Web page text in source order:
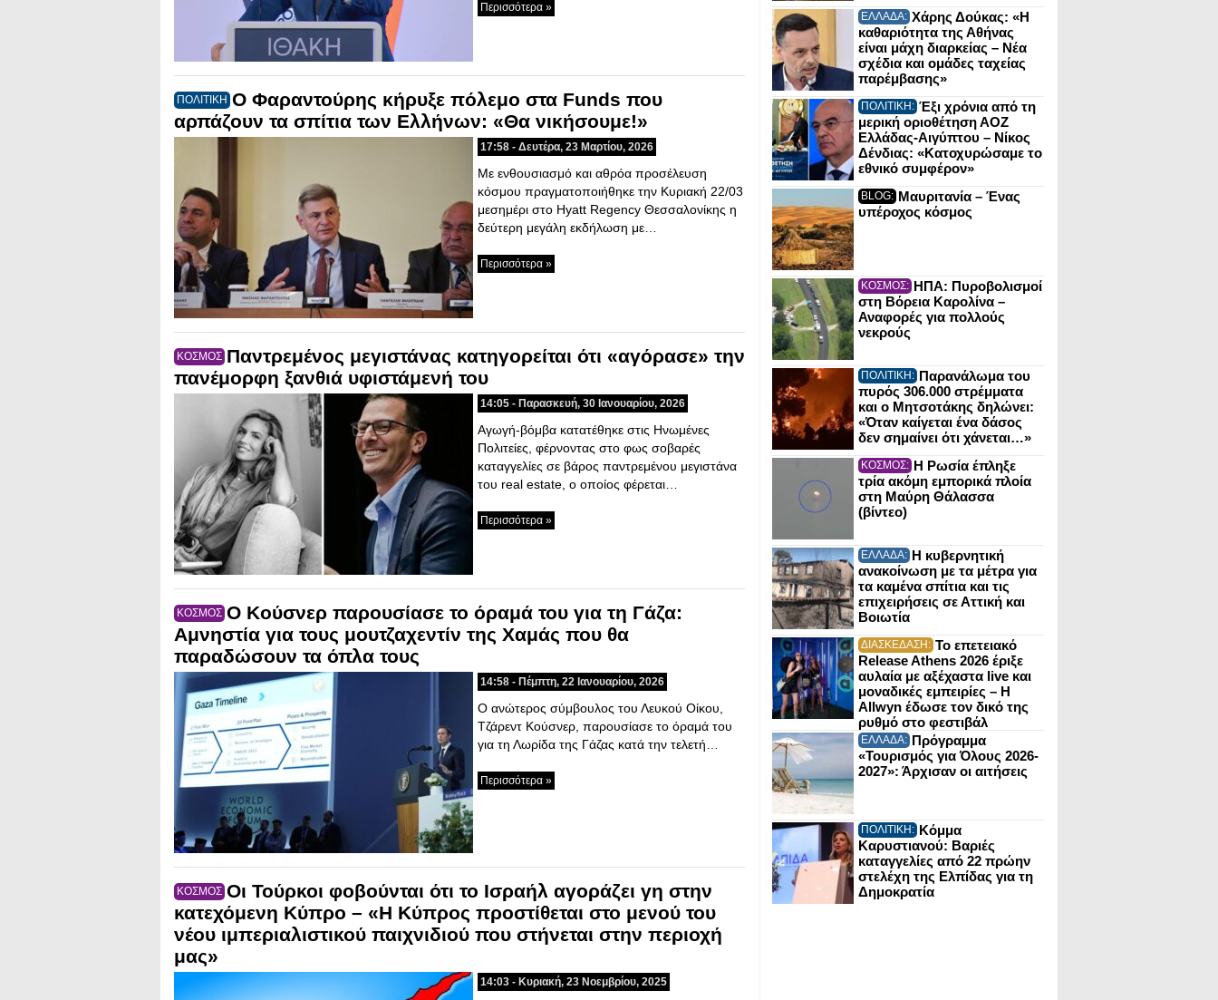
Περισσότερα »
ΠΟΛΙΤΙΚΗ Ο Φαραντούρης κήρυξε πόλεμο στα Funds που
αρπάζουν τα σπίτια των Ελλήνων: «Θα νικήσουμε!»
17:58 - Δευτέρα, 23 Μαρτίου, 2026
Με ενθουσιασμό και αθρόα προσέλευση
κόσμου πραγματοποιήθηκε την Κυριακή 22/03
μεσημέρι στο Hyatt Regency Θεσσαλονίκης η
δεύτερη μεγάλη εκδήλωση με…
Περισσότερα »
ΚΟΣΜΟΣ Παντρεμένος μεγιστάνας κατηγορείται ότι «αγόρασε» την
πανέμορφη ξανθιά υφιστάμενή του
14:05 - Παρασκευή, 30 Ιανουαρίου, 2026
Αγωγή-βόμβα κατατέθηκε στις Ηνωμένες
Πολιτείες, φέρνοντας στο φως σοβαρές
καταγγελίες σε βάρος παντρεμένου μεγιστάνα
του real estate, ο οποίος φέρεται…
Περισσότερα »
ΚΟΣΜΟΣ Ο Κούσνερ παρουσίασε το όραμά του για τη Γάζα:
Αμνηστία για τους μουτζαχεντίν της Χαμάς που θα
παραδώσουν τα όπλα τους
14:58 - Πέμπτη, 22 Ιανουαρίου, 2026
Ο ανώτερος σύμβουλος του Λευκού Οίκου,
Τζάρεντ Κούσνερ, παρουσίασε το όραμά του
για τη Λωρίδα της Γάζας κατά την τελετή…
Περισσότερα »
ΚΟΣΜΟΣ Οι Τούρκοι φοβούνται ότι το Ισραήλ αγοράζει γη στην
κατεχόμενη Κύπρο – «Η Κύπρος προστίθεται στο μενού του
νέου ιμπεριαλιστικού παιχνιδιού που στήνεται στην περιοχή
μας»
14:03 - Κυριακή, 23 Νοεμβρίου, 2025
ΕΛΛΑΔΑ: Χάρης Δούκας: «Η
καθαριότητα της Αθήνας
είναι μάχη διαρκείας – Νέα
σχέδια και ομάδες ταχείας
παρέμβασης»
ΠΟΛΙΤΙΚΗ: Έξι χρόνια από τη
μερική οριοθέτηση ΑΟΖ
Ελλάδας-Αιγύπτου – Νίκος
Δένδιας: «Κατοχυρώσαμε το
εθνικό συμφέρον»
BLOG: Μαυριτανία – Ένας
υπέροχος κόσμος
ΚΟΣΜΟΣ: ΗΠΑ: Πυροβολισμοί
στη Βόρεια Καρολίνα –
Αναφορές για πολλούς
νεκρούς
ΠΟΛΙΤΙΚΗ: Παρανάλωμα του
πυρός 306.000 στρέμματα
και ο Μητσοτάκης δηλώνει:
«Όταν καίγεται ένα δάσος
δεν σημαίνει ότι χάνεται…»
ΚΟΣΜΟΣ: Η Ρωσία έπληξε
τρία ακόμη εμπορικά πλοία
στη Μαύρη Θάλασσα
(βίντεο)
ΕΛΛΑΔΑ: Η κυβερνητική
ανακοίνωση με τα μέτρα για
τα καμένα σπίτια και τις
επιχειρήσεις σε Αττική και
Βοιωτία
ΔΙΑΣΚΕΔΑΣΗ: Το επετειακό
Release Athens 2026 έριξε
αυλαία με αξέχαστα live και
μοναδικές εμπειρίες – Η
Allwyn έδωσε τον δικό της
ρυθμό στο φεστιβάλ
ΕΛΛΑΔΑ: Πρόγραμμα
«Τουρισμός για Όλους 2026-
2027»: Άρχισαν οι αιτήσεις
ΠΟΛΙΤΙΚΗ: Κόμμα
Καρυστιανού: Βαριές
καταγγελίες από 22 πρώην
στελέχη της Ελπίδας για τη
Δημοκρατία